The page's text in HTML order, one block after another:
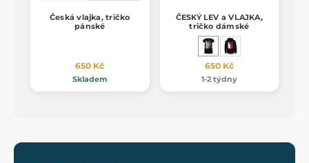
Česká vlajka, tričko
pánské
650 Kč
Skladem
ČESKÝ LEV a VLAJKA,
tričko dámské
650 Kč
1-2 týdny